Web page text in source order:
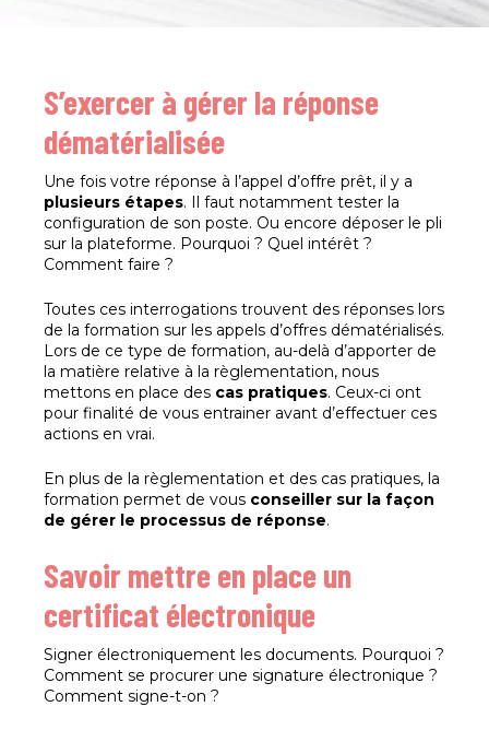
S’exercer à gérer la réponse
dématérialisée
Une fois votre réponse à l’appel d’offre prêt, il y a
plusieurs étapes. Il faut notamment tester la
configuration de son poste. Ou encore déposer le pli
sur la plateforme. Pourquoi ? Quel intérêt ?
Comment faire ?
Toutes ces interrogations trouvent des réponses lors
de la formation sur les appels d’offres dématérialisés.
Lors de ce type de formation, au-delà d’apporter de
la matière relative à la règlementation, nous
mettons en place des cas pratiques. Ceux-ci ont
pour finalité de vous entrainer avant d’effectuer ces
actions en vrai.
En plus de la règlementation et des cas pratiques, la
formation permet de vous conseiller sur la façon
de gérer le processus de réponse.
Savoir mettre en place un
certificat électronique
Signer électroniquement les documents. Pourquoi ?
Comment se procurer une signature électronique ?
Comment signe-t-on ?